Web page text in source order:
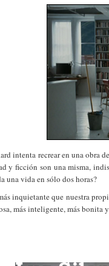
intenta recrear en una obra
y ficción son una misma,
una vida en sólo dos horas?
inquietante que nuestra
más inteligente, más bonita